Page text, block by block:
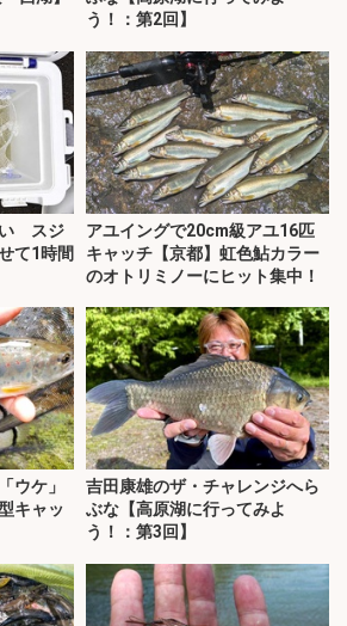
う！：第2回】
い スジ
て1時間
アユイングで20cm級アユ16匹
キャッチ【京都】虹色鮎カラー
のオトリミノーにヒット集中！
ウケ」
キャッ
吉田康雄のザ・チャレンジへら
ぶな【高原湖に行ってみよ
う！：第3回】